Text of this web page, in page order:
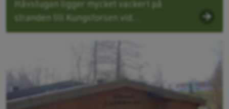
Håvstugan ligger mycket vackert på
stranden till Kungsforsen vid...